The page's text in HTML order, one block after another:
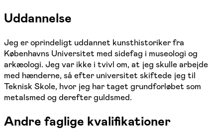
Uddannelse
Jeg er oprindeligt uddannet kunsthistoriker fra
Københavns Universitet med sidefag i museologi og
arkæologi. Jeg var ikke i tvivl om, at jeg skulle arbejde
med hænderne, så efter universitet skiftede jeg til
Teknisk Skole, hvor jeg har taget grundforløbet som
metalsmed og derefter guldsmed.
Andre faglige kvalifikationer